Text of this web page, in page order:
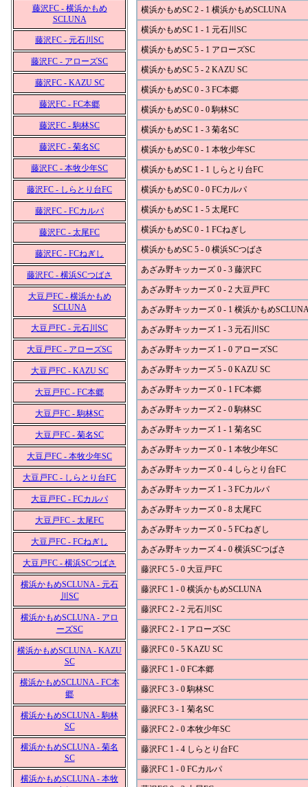
藤沢FC - 横浜かもめ
SCLUNA
藤沢FC - 元石川SC
藤沢FC - アローズSC
藤沢FC - KAZU SC
藤沢FC - FC本郷
藤沢FC - 駒林SC
藤沢FC - 菊名SC
藤沢FC - 本牧少年SC
藤沢FC - しらとり台FC
藤沢FC - FCカルパ
藤沢FC - 太尾FC
藤沢FC - FCねぎし
藤沢FC - 横浜SCつばさ
大豆戸FC - 横浜かもめ
SCLUNA
大豆戸FC - 元石川SC
大豆戸FC - アローズSC
大豆戸FC - KAZU SC
大豆戸FC - FC本郷
大豆戸FC - 駒林SC
大豆戸FC - 菊名SC
大豆戸FC - 本牧少年SC
大豆戸FC - しらとり台FC
大豆戸FC - FCカルパ
大豆戸FC - 太尾FC
大豆戸FC - FCねぎし
大豆戸FC - 横浜SCつばさ
横浜かもめSCLUNA - 元石
川SC
横浜かもめSCLUNA - アロ
ーズSC
横浜かもめSCLUNA - KAZU
SC
横浜かもめSCLUNA - FC本
郷
横浜かもめSCLUNA - 駒林
SC
横浜かもめSCLUNA - 菊名
SC
横浜かもめSCLUNA - 本牧
横浜かもめSC 2 - 1 横浜かもめSCLUNA
横浜かもめSC 1 - 1 元石川SC
横浜かもめSC 5 - 1 アローズSC
横浜かもめSC 5 - 2 KAZU SC
横浜かもめSC 0 - 3 FC本郷
横浜かもめSC 0 - 0 駒林SC
横浜かもめSC 1 - 3 菊名SC
横浜かもめSC 0 - 1 本牧少年SC
横浜かもめSC 1 - 1 しらとり台FC
横浜かもめSC 0 - 0 FCカルパ
横浜かもめSC 1 - 5 太尾FC
横浜かもめSC 0 - 1 FCねぎし
横浜かもめSC 5 - 0 横浜SCつばさ
あざみ野キッカーズ 0 - 3 藤沢FC
あざみ野キッカーズ 0 - 2 大豆戸FC
あざみ野キッカーズ 0 - 1 横浜かもめ
あざみ野キッカーズ 1 - 3 元石川SC
あざみ野キッカーズ 1 - 0 アローズSC
あざみ野キッカーズ 5 - 0 KAZU SC
あざみ野キッカーズ 0 - 1 FC本郷
あざみ野キッカーズ 2 - 0 駒林SC
あざみ野キッカーズ 1 - 1 菊名SC
あざみ野キッカーズ 0 - 1 本牧少年SC
あざみ野キッカーズ 0 - 4 しらとり台FC
あざみ野キッカーズ 1 - 3 FCカルパ
あざみ野キッカーズ 0 - 8 太尾FC
あざみ野キッカーズ 0 - 5 FCねぎし
あざみ野キッカーズ 4 - 0 横浜SCつばさ
藤沢FC 5 - 0 大豆戸FC
藤沢FC 1 - 0 横浜かもめSCLUNA
藤沢FC 2 - 2 元石川SC
藤沢FC 2 - 1 アローズSC
藤沢FC 0 - 5 KAZU SC
藤沢FC 1 - 0 FC本郷
藤沢FC 3 - 0 駒林SC
藤沢FC 3 - 1 菊名SC
藤沢FC 2 - 0 本牧少年SC
藤沢FC 1 - 4 しらとり台FC
藤沢FC 1 - 0 FCカルパ